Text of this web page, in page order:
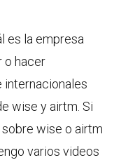
es la empresa
o hacer
internacionales
wise y airtm. Si
wise o airtm
varios videos